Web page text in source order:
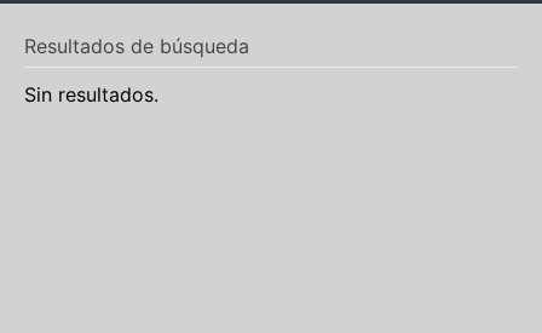
Resultados de búsqueda
Sin resultados.